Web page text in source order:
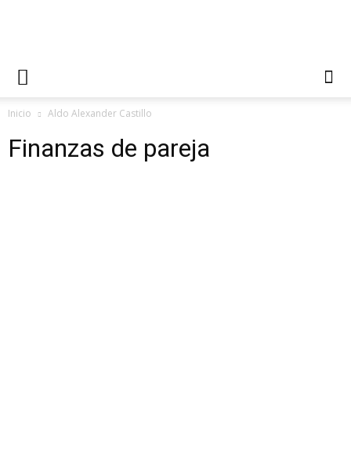
Inicio Aldo Alexander Castillo
Finanzas de pareja